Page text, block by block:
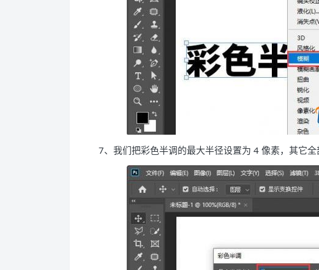
7、我们把彩色半调的最大半径设置为 4 像素，其它